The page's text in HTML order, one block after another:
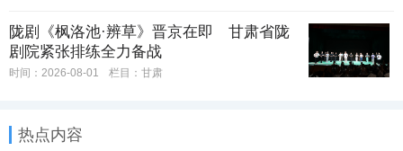
陇剧《枫洛池·辨草》晋京在即 甘肃省陇
剧院紧张排练全力备战
时间：2026-08-01 栏目： 甘肃
热点内容